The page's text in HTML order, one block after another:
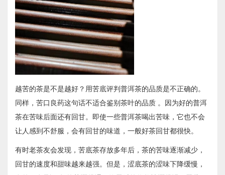
越苦的茶是不是越好？用苦底评判普洱茶的品质是不正确的。
同样，苦口良药这句话不适合鉴别茶叶的品质 。因为好的普洱
茶在苦味后面还有回甘。即使一些普洱茶喝出苦味，它也不会
让人感到不舒服，会有回甘的味道，一般好茶回甘都很快。
有时老茶友会发现，苦底茶存放多年后，茶的苦味逐渐减少，
回甘的速度和甜味越来越强。但是，涩底茶的涩味下降缓慢，